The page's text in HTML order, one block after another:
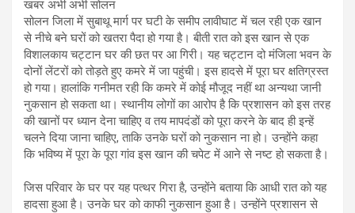
खबर अभी अभी सोलन
सोलन जिला में सुबाथू मार्ग पर घटी के समीप लावीघाट में चल रही एक खान
से नीचे बने घरों को खतरा पैदा हो गया है। बीती रात को इस खान से एक
विशालकाय चट्टान घर की छत पर आ गिरी। यह चट्टान दो मंजिला भवन के
दोनों लेंटरों को तोड़ते हुए कमरे में जा पहुंची। इस हादसे में पूरा घर क्षतिग्रस्त
हो गया। हालांकि गनीमत रही कि कमरे में कोई मौजूद नहीं था अन्यथा जानी
नुकसान हो सकता था। स्थानीय लोगों का आरोप है कि प्रशासन को इस तरह
की खानों पर ध्यान देना चाहिए व तय मापदंडों को पूरा करने के बाद ही इन्हें
चलने दिया जाना चाहिए, ताकि उनके घरों को नुकसान ना हो। उन्होंने कहा
कि भविष्य में पूरा के पूरा गांव इस खान की चपेट में आने से नष्ट हो सकता है।
जिस परिवार के घर पर यह पत्थर गिरा है, उन्होंने बताया कि आधी रात को यह
हादसा हुआ है। उनके घर को काफी नुकसान हुआ है। उन्होंने प्रशासन से